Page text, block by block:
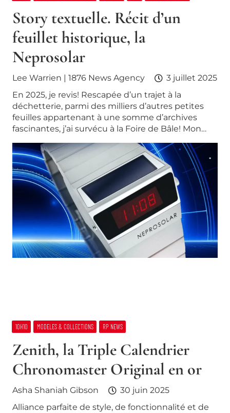
Story textuelle. Récit d’un
feuillet historique, la
Neprosolar
Lee Warrien | 1876 News Agency
3 juillet 2025
En 2025, je revis! Rescapée d’un trajet à la
déchetterie, parmi des milliers d’autres petites
feuilles appartenant à une somme d’archives
fascinantes, j’ai survécu à la Foire de Bâle! Mon…
10H10 MODELES & COLLECTIONS RP NEWS
Zenith, la Triple Calendrier
Chronomaster Original en or
Asha Shaniah Gibson
30 juin 2025
Alliance parfaite de style, de fonctionnalité et de